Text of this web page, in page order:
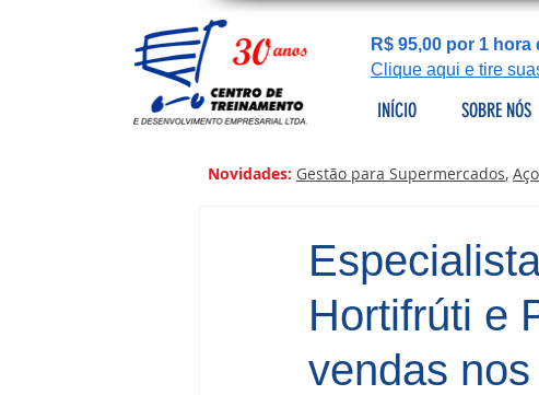
R$ 95,00 por 1
Clique aqui e tire
INÍCIO SOBRE NÓS
Novidades: Gestão para Supermercados,
Hortifrúti e
vendas